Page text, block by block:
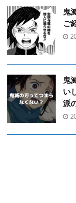
鬼
ご
鬼
い
派